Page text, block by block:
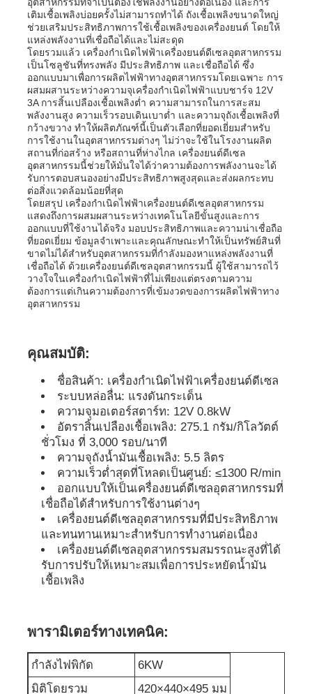
ทุกกรณี
ขออ้าง
ชุดเครื่องกำเนิดไฟฟ้าดีเซล
ชุดเครื่องผลิตเบนซิน
ชุดเครื่องกำเนิดไฟฟ้าอินเวอร์เตอร์
ชุดเครื่องกำเนิดไฟฟ้าแบบพกพา
ชุดเครื่องกำเนิดไฟฟ้าอุตสาหกรรม
เครื่องกําเนิดกรอบเปิด
ชุดเครื่องกำเนิดเสียง
เครื่องกำเนิดไฟฟ้าสำหรับใช้ในบ้าน
ชุดเครื่องสร้างหลังคา
เครื่องผลิตเสียงต่ํา
ชุดเครื่องกำเนิดไฟฟ้าเชื่อม
เครื่องยนต์ดีเซลเจเนอเรเตอร์
เติมเชื้อเพลิงบ่อยครั้งไม่สามารถทำได้ ถังเชื้อเพลิงขนาดใหญ่
ช่วยเสริมประสิทธิภาพการใช้เชื้อเพลิงของเครื่องยนต์ โดยให้
แหล่งพลังงานที่เชื่อถือได้และไม่สะดุด
โดยรวมแล้ว เครื่องกำเนิดไฟฟ้าเครื่องยนต์ดีเซลอุตสาหกรรม
เป็นโซลูชันที่ทรงพลัง มีประสิทธิภาพ และเชื่อถือได้ ซึ่ง
ออกแบบมาเพื่อการผลิตไฟฟ้าทางอุตสาหกรรมโดยเฉพาะ การ
ผสมผสานระหว่างความจุเครื่องกำเนิดไฟฟ้าแบบชาร์จ 12V
3A การสิ้นเปลืองเชื้อเพลิงต่ำ ความสามารถในการสะสม
พลังงานสูง ความเร็วรอบเดินเบาต่ำ และความจุถังเชื้อเพลิงที่
กว้างขวาง ทำให้ผลิตภัณฑ์นี้เป็นตัวเลือกที่ยอดเยี่ยมสำหรับ
การใช้งานในอุตสาหกรรมต่างๆ ไม่ว่าจะใช้ในโรงงานผลิต
สถานที่ก่อสร้าง หรือสถานที่ห่างไกล เครื่องยนต์ดีเซล
อุตสาหกรรมนี้ช่วยให้มั่นใจได้ว่าความต้องการพลังงานจะได้
รับการตอบสนองอย่างมีประสิทธิภาพสูงสุดและส่งผลกระทบ
ต่อสิ่งแวดล้อมน้อยที่สุด
โดยสรุป เครื่องกำเนิดไฟฟ้าเครื่องยนต์ดีเซลอุตสาหกรรม
แสดงถึงการผสมผสานระหว่างเทคโนโลยีขั้นสูงและการ
ออกแบบที่ใช้งานได้จริง มอบประสิทธิภาพและความน่าเชื่อถือ
ที่ยอดเยี่ยม ข้อมูลจำเพาะและคุณลักษณะทำให้เป็นทรัพย์สินที่
ขาดไม่ได้สำหรับอุตสาหกรรมที่กำลังมองหาแหล่งพลังงานที่
เชื่อถือได้ ด้วยเครื่องยนต์ดีเซลอุตสาหกรรมนี้ ผู้ใช้สามารถไว้
วางใจในเครื่องกำเนิดไฟฟ้าที่ไม่เพียงแต่ตรงตามความ
ต้องการแต่เกินความต้องการที่เข้มงวดของการผลิตไฟฟ้าทาง
อุตสาหกรรม
คุณสมบัติ:
ชื่อสินค้า: เครื่องกำเนิดไฟฟ้าเครื่องยนต์ดีเซล
ระบบหล่อลื่น: แรงดันกระเด็น
ความจุมอเตอร์สตาร์ท: 12V 0.8kW
อัตราสิ้นเปลืองเชื้อเพลิง: 275.1 กรัม/กิโลวัตต์
ชั่วโมง ที่ 3,000 รอบ/นาที
ความจุถังน้ำมันเชื้อเพลิง: 5.5 ลิตร
ความเร็วต่ำสุดที่โหลดเป็นศูนย์: ≤1300 R/min
ออกแบบให้เป็นเครื่องยนต์ดีเซลอุตสาหกรรมที่
เชื่อถือได้สำหรับการใช้งานต่างๆ
เครื่องยนต์ดีเซลอุตสาหกรรมที่มีประสิทธิภาพ
และทนทานเหมาะสำหรับการทำงานต่อเนื่อง
เครื่องยนต์ดีเซลอุตสาหกรรมสมรรถนะสูงที่ได้
รับการปรับให้เหมาะสมเพื่อการประหยัดน้ำมัน
เชื้อเพลิง
พารามิเตอร์ทางเทคนิค:
กำลังไฟพิกัด
6KW
มิติโดยรวม
420×440×495 มม